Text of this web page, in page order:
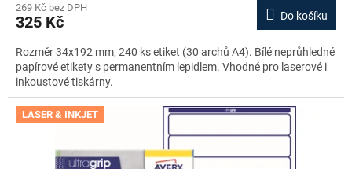
269 Kč bez DPH
325 Kč Do košíku
Rozměr 34x192 mm, 240 ks etiket (30 archů A4). Bílé neprůhledné
papírové etikety s permanentním lepidlem. Vhodné pro laserové i
inkoustové tiskárny.
LASER & INKJET